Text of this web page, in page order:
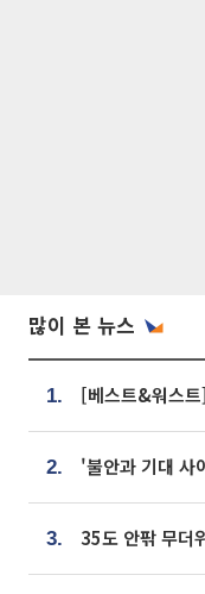
많이 본 뉴스
1.
2.
3.